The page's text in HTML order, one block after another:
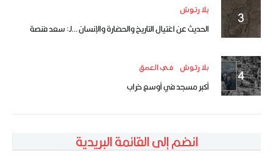
بلا رتوش
الحديث عن اغتيال التاريخ والحضارة والإنسان …لـ: سعد فنصة
بلا رتوش في العمق
أكبر مسجد في أوسع خراب
انضم إلى القائمة البريدية